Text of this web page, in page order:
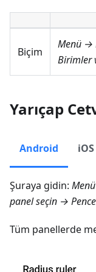
Biçim
Menü →
Birimler
Yarıçap
Android iOS
Şuraya gidin:
panel seçin →
Tüm panellerde